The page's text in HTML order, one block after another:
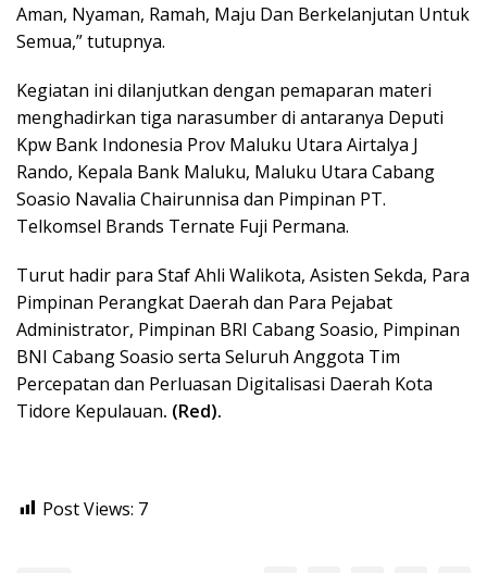
Aman, Nyaman, Ramah, Maju Dan Berkelanjutan Untuk
Semua,” tutupnya.
Kegiatan ini dilanjutkan dengan pemaparan materi
menghadirkan tiga narasumber di antaranya Deputi
Kpw Bank Indonesia Prov Maluku Utara Airtalya J
Rando, Kepala Bank Maluku, Maluku Utara Cabang
Soasio Navalia Chairunnisa dan Pimpinan PT.
Telkomsel Brands Ternate Fuji Permana.
Turut hadir para Staf Ahli Walikota, Asisten Sekda, Para
Pimpinan Perangkat Daerah dan Para Pejabat
Administrator, Pimpinan BRI Cabang Soasio, Pimpinan
BNI Cabang Soasio serta Seluruh Anggota Tim
Percepatan dan Perluasan Digitalisasi Daerah Kota
Tidore Kepulauan. (Red).
Post Views: 7